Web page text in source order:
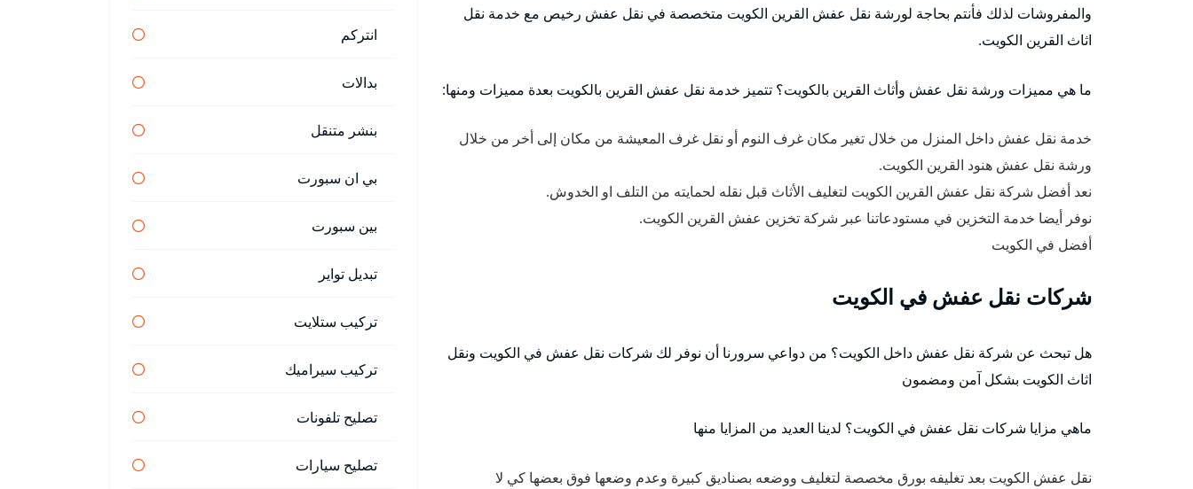
والمفروشات لذلك فأنتم بحاجة لورشة نقل عفش القرين الكويت متخصصة في نقل عفش رخيص مع خدمة نقل
اثاث القرين الكويت.
ما هي مميزات ورشة نقل عفش وأثاث القرين بالكويت؟ تتميز خدمة نقل عفش القرين بالكويت بعدة مميزات ومنها:
خدمة نقل عفش داخل المنزل من خلال تغير مكان غرف النوم أو نقل غرف المعيشة من مكان إلى أخر من خلال
ورشة نقل عفش هنود القرين الكويت.
نعد أفضل شركة نقل عفش القرين الكويت لتغليف الأثاث قبل نقله لحمايته من التلف او الخدوش.
نوفر أيضا خدمة التخزين في مستودعاتنا عبر شركة تخزين عفش القرين الكويت.
أفضل في الكويت
شركات نقل عفش في الكويت
هل تبحث عن شركة نقل عفش داخل الكويت؟ من دواعي سرورنا أن نوفر لك شركات نقل عفش في الكويت ونقل
اثاث الكويت بشكل آمن ومضمون
ماهي مزايا شركات نقل عفش في الكويت؟ لدينا العديد من المزايا منها
نقل عفش الكويت بعد تغليفه بورق مخصصة لتغليف ووضعه بصناديق كبيرة وعدم وضعها فوق بعضها كي لا
انتركم
بدالات
بنشر متنقل
بي ان سبورت
بين سبورت
تبديل تواير
تركيب ستلايت
تركيب سيراميك
تصليح تلفونات
تصليح سيارات